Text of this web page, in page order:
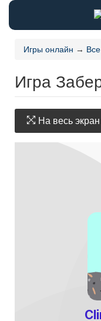
Игры онлайн →
Игра
На весь экран